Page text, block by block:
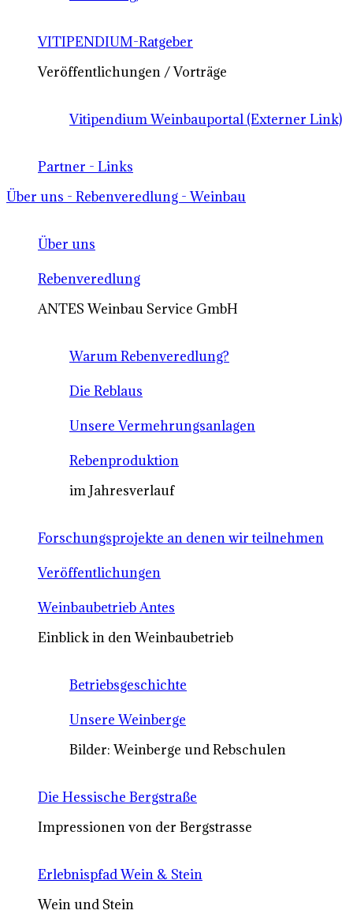
VITIPENDIUM-Ratgeber
Veröffentlichungen / Vorträge
Vitipendium Weinbauportal (Externer Link)
Partner - Links
Über uns - Rebenveredlung - Weinbau
Über uns
Rebenveredlung
ANTES Weinbau Service GmbH
Warum Rebenveredlung?
Die Reblaus
Unsere Vermehrungsanlagen
Rebenproduktion
im Jahresverlauf
Forschungsprojekte an denen wir teilnehmen
Veröffentlichungen
Weinbaubetrieb Antes
Einblick in den Weinbaubetrieb
Betriebsgeschichte
Unsere Weinberge
Bilder: Weinberge und Rebschulen
Die Hessische Bergstraße
Impressionen von der Bergstrasse
Erlebnispfad Wein & Stein
Wein und Stein